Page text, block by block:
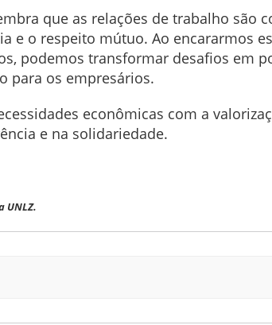
que as relações de trabalho são
e o respeito mútuo. Ao encararmos
podemos transformar desafios em
para os empresários.
econômicas com a
e na solidariedade.
UNLZ.